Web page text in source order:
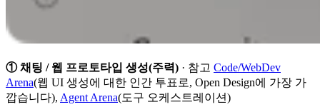
① 채팅 / 웹 프로토타입 생성(주력) · 참고 Code/WebDev
Arena(웹 UI 생성에 대한 인간 투표로, Open Design에 가장 가
깝습니다), Agent Arena(도구 오케스트레이션)